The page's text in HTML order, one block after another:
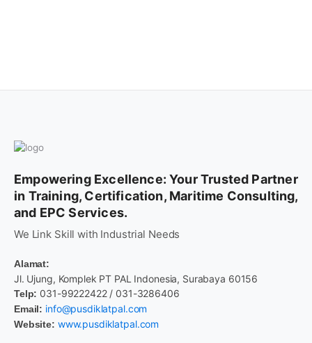
Empowering Excellence: Your Trusted Partner
in Training, Certification, Maritime Consulting,
and EPC Services.
We Link Skill with Industrial Needs
Alamat:
Jl. Ujung, Komplek PT PAL Indonesia, Surabaya 60156
Telp: 031-99222422 / 031-3286406
Email: info@pusdiklatpal.com
Website: www.pusdiklatpal.com